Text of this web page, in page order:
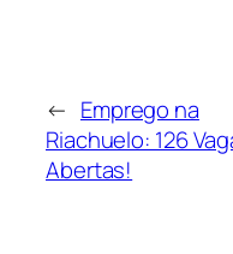
← Emprego na
Riachuelo: 126
Abertas!